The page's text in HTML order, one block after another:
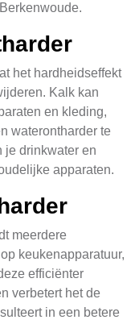
het hardheidseffekt
Kalk kan
en kleding,
waterontharder te
je drinkwater en
apparaten.
meerdere
keukenapparatuur,
efficiënter
verbetert het de
in een betere